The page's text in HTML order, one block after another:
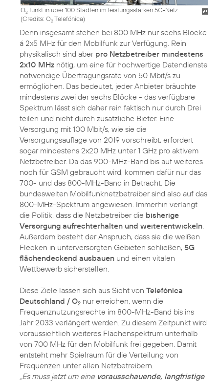
O2 funkt in über 100 Städten im leistungsstarken 5G-Netz
(Credits: O2Telefónica)
Denn insgesamt stehen bei 800 MHz nur sechs Blöcke
á 2x5 MHz für den Mobilfunk zur Verfügung. Rein
physikalisch sind aber pro Netzbetreiber mindestens
2x10 MHz nötig, um eine für hochwertige Datendienste
notwendige Übertragungsrate von 50 Mbit/s zu
ermöglichen. Das bedeutet, jeder Anbieter bräuchte
mindestens zwei der sechs Blöcke - das verfügbare
Spektrum lässt sich daher rein faktisch nur durch Drei
teilen und nicht durch zusätzliche Bieter. Eine
Versorgung mit 100 Mbit/s, wie sie die
Versorgungsauflage von 2019 vorschreibt, erfordert
sogar mindestens 2x20 MHz unter 1 GHz pro aktivem
Netzbetreiber. Da das 900-MHz-Band bis auf weiteres
noch für GSM gebraucht wird, kommen dafür nur das
700- und das 800-MHz-Band in Betracht. Die
bundesweiten Mobilfunknetzbetreiber sind also auf das
800-MHz-Spektrum angewiesen. Immerhin verlangt
die Politik, dass die Netzbetreiber die bisherige
Versorgung aufrechterhalten und weiterentwickeln
Außerdem besteht der Anspruch, dass sie die weißen
Flecken in unterversorgten Gebieten schließen, 5G
flächendeckend ausbauen und einen vitalen
Wettbewerb sicherstellen.
Diese Ziele lassen sich aus Sicht von Telefónica
Deutschland / O2 nur erreichen, wenn die
Frequenznutzungsrechte im 800-MHz-Band bis ins
Jahr 2033 verlängert werden. Zu diesem Zeitpunkt wird
voraussichtlich weiteres Flächenspektrum unterhalb
von 700 MHz für den Mobilfunk frei gegeben. Damit
entsteht mehr Spielraum für die Verteilung von
„Es muss jetzt um eine vorausschauende, langfristige